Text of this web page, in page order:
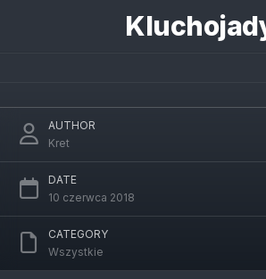
Samodzielny kurs nauki
AUTHOR
Kret
DATE
10 czerwca 2018
CATEGORY
Wszystkie